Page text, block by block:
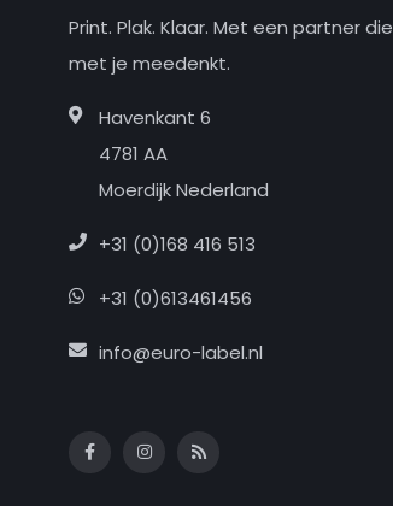
Print. Plak. Klaar. Met een partner die
met je meedenkt.
Havenkant 6
4781 AA
Moerdijk Nederland
+31 (0)168 416 513
+31 (0)613461456
info@euro-label.nl